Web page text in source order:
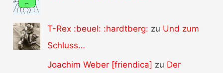
T-Rex :beuel: :hardtberg: zu Und zum
Schluss…
Joachim Weber [friendica] zu Der